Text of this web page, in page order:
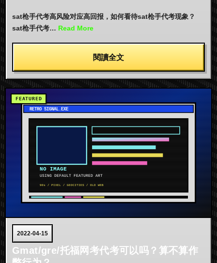
sat枪手代考高风险对应高回报，如何看待sat枪手代考现象？
sat枪手代考… Read More
閱讀全文
2022-04-15
Gmat/gre/托福网考代考可以吗？算不算作